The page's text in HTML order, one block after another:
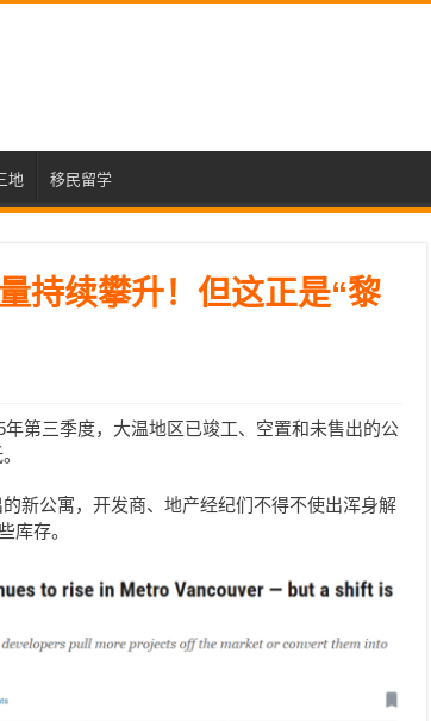
地 移民留学
持续攀升！但这正是“黎
第三季度，大温地区已竣工、空置和未售出的公
新公寓，开发商、地产经纪们不得不使出浑身解
库存。